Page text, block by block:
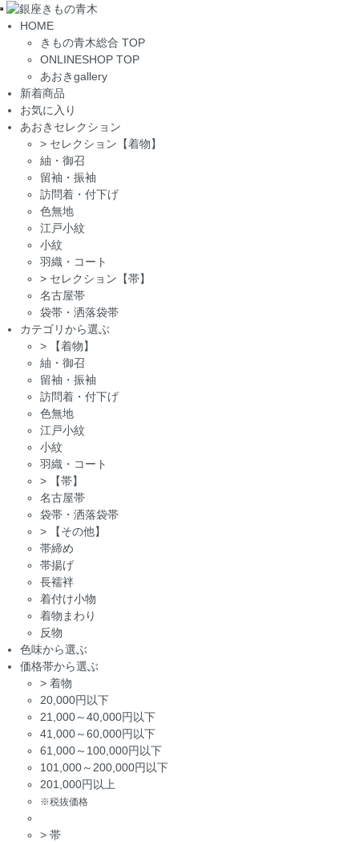
Toggle
navigation
HOME
きもの青木総合 TOP
ONLINESHOP TOP
あおきgallery
新着商品
お気に入り
あおきセレクション
> セレクション【着物】
紬・御召
留袖・振袖
訪問着・付下げ
色無地
江戸小紋
小紋
羽織・コート
> セレクション【帯】
名古屋帯
袋帯・洒落袋帯
カテゴリから選ぶ
>
【着物】
紬・御召
留袖・振袖
訪問着・付下げ
色無地
江戸小紋
小紋
羽織・コート
>
【帯】
名古屋帯
袋帯・洒落袋帯
>
【その他】
帯締め
帯揚げ
長襦袢
着付け小物
着物まわり
反物
色味から選ぶ
価格帯から選ぶ
> 着物
20,000円以下
21,000～40,000円以下
41,000～60,000円以下
61,000～100,000円以下
101,000～200,000円以下
201,000円以上
※税抜価格
> 帯